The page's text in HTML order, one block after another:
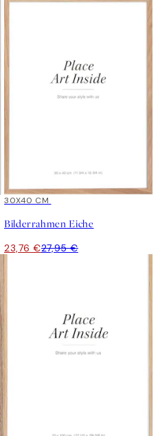
15%*
30X40 CM
Bilderrahmen Eiche
23,76 €27,95 €